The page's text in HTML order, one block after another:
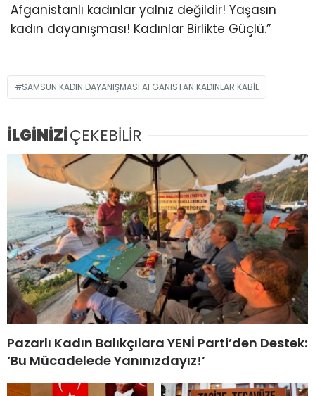
Afganistanlı kadınlar yalnız değildir! Yaşasın
kadın dayanışması! Kadınlar Birlikte Güçlü.”
SAMSUN KADIN DAYANIŞMASI AFGANISTAN KADINLAR KABİL
İLGİNİZİÇEKEBİLİR
Pazarlı Kadın Balıkçılara YENİ Parti’den Destek:
‘Bu Mücadelede Yanınızdayız!’